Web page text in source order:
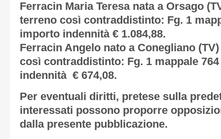
Ferracin Maria Teresa nata a Orsago
terreno così contraddistinto: Fg. 1
importo indennità € 1.084,88.
Ferracin Angelo nato a Conegliano
così contraddistinto: Fg. 1 mappale
indennità € 674,08.
Per eventuali diritti, pretese sulla
interessati possono proporre
dalla presente pubblicazione.